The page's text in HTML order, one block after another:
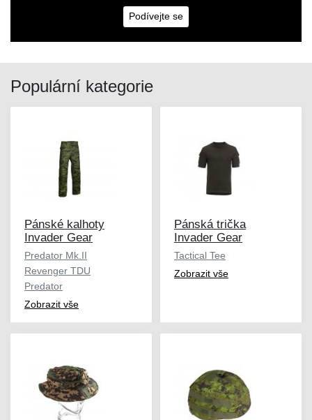
Podívejte se
Populární kategorie
Pánské kalhoty
Invader Gear
Predator Mk.II
Revenger TDU
Predator
Zobrazit vše
Pánská trička
Invader Gear
Tactical Tee
Zobrazit vše